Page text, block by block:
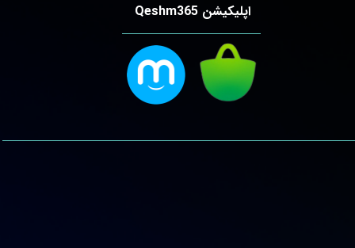
اپلیکیشن Qeshm365